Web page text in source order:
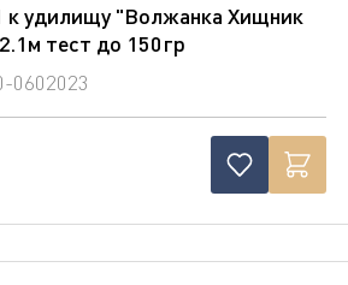
к удилищу "Волжанка Хищник
тест до 150гр
0602023